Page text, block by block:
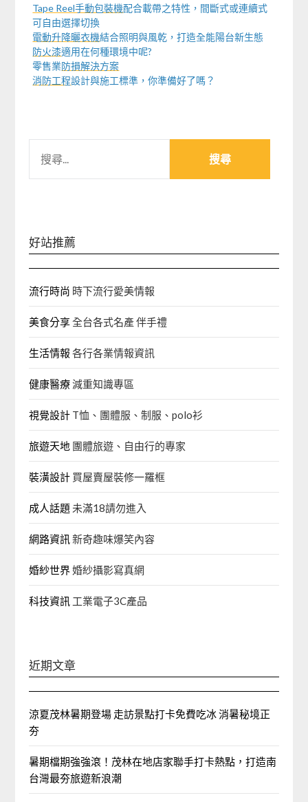
Tape Reel手動包裝機配合載帶之特性，間斷式或連續式
可自由選擇切換
電動升降曬衣機結合照明與風乾，打造全能陽台新生態
防火漆適用在何種環境中呢?
零售業防損解決方案
消防工程設計與施工標準，你準備好了嗎？
關
好站推薦
流行時尚 時下流行愛美情報
美食分享全台各式名產 伴手禮
生活情報 各行各業情報資訊
健康醫療減重知識專區
視覺設計 T恤、團體服、制服、polo衫
旅遊天地 團體旅遊、自由行的專家‎
裝潢設計 買屋賣屋裝修一羅框
成人話題 未滿18請勿進入
網路資訊 新奇趣味爆笑內容
婚紗世界婚紗攝影寫真網
科技資訊 工業電子3C產品
近期文章
涼夏茂林暑期登場 走訪景點打卡免費吃冰 消暑秘境正
夯
暑期檔期強強滾！茂林在地店家聯手打卡熱點，打造南
台灣最夯旅遊新浪潮